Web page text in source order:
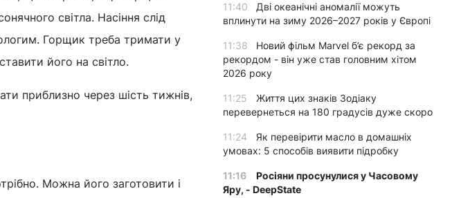
світла. Насіння слід
Горщик треба тримати у
його на світло.
приблизно через шість тижнів,
Можна його заготовити і
11:40
Дві океанічні аномалії можуть
вплинути на зиму 2026–2027 років у Європі
11:38
Новий фільм Marvel б’є рекорд за
рекордом - він уже став головним хітом
2026 року
11:25
Життя цих знаків Зодіаку
перевернеться на 180 градусів дуже скоро
11:24
Як перевірити масло в домашніх
умовах: 5 способів виявити підробку
11:16
Росіяни просунулися у Часовому
Яру, - DeepState